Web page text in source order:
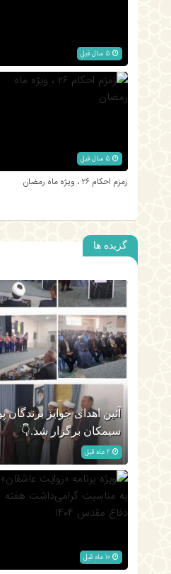
زمزم احکام ۲۶ ، ویژه ماه رمضان
گزیده ها
2 ماه قبل
آئین اهدای جوایز
سیمکان برگزار شد.👇